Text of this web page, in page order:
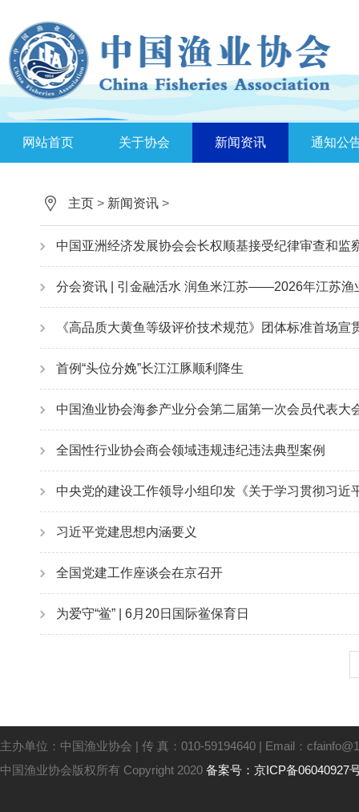
网站首页 关于协会 新闻资讯 通知公
主页 > 新闻资讯 >
中国亚洲经济发展协会会长权顺基接受纪律审查和监
分会资讯 | 引金融活水 润鱼米江苏——2026年江苏渔
《高品质大黄鱼等级评价技术规范》团体标准首场宣
首例“头位分娩”长江江豚顺利降生
中国渔业协会海参产业分会第二届第一次会员代表大
全国性行业协会商会领域违规违纪违法典型案例
中央党的建设工作领导小组印发《关于学习贯彻习近
习近平党建思想内涵要义
全国党建工作座谈会在京召开
为爱守“鲎” | 6月20日国际鲎保育日
主办单位：中国渔业协会 | 传 真：010-59194640 | Email：
中国渔业协会版权所有 Copyright 2020 备案号：京ICP备06040927